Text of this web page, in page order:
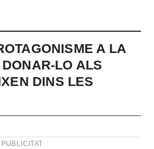
A LA
LO ALS
DINS LES
PUBLICITAT